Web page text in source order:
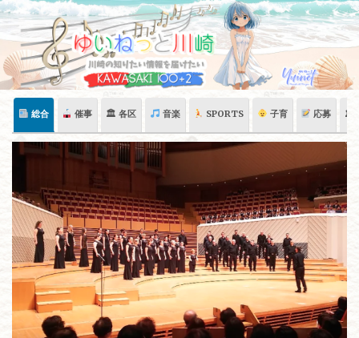
Skip
content
総合 催事 🏛 各区 音楽 SPORTS 子育 応募 🏛